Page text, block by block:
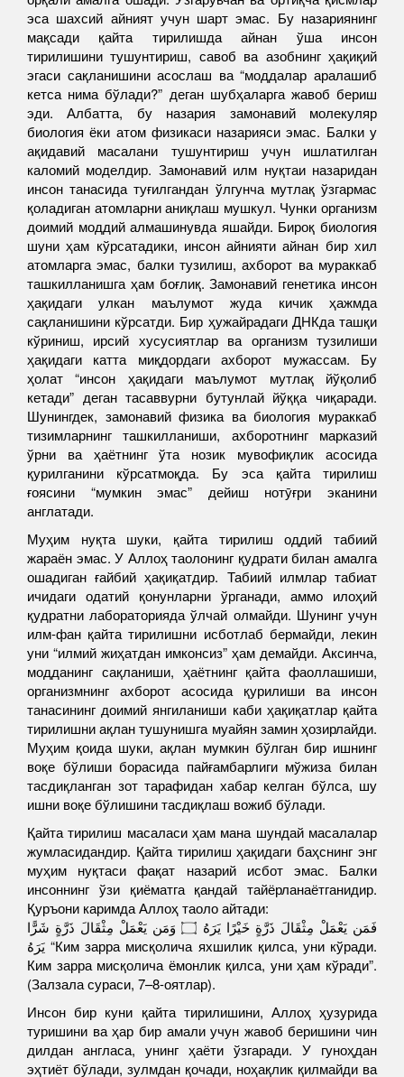
эса шахсий айният учун шарт эмас. Бу назариянинг
мақсади қайта тирилишда айнан ўша инсон
тирилишини тушунтириш, савоб ва азобнинг ҳақиқий
эгаси сақланишини асослаш ва “моддалар аралашиб
кетса нима бўлади?” деган шубҳаларга жавоб бериш
эди. Албатта, бу назария замонавий молекуляр
биология ёки атом физикаси назарияси эмас. Балки у
ақидавий масалани тушунтириш учун ишлатилган
каломий моделдир. Замонавий илм нуқтаи назаридан
инсон танасида туғилгандан ўлгунча мутлақ ўзгармас
қоладиган атомларни аниқлаш мушкул. Чунки организм
доимий моддий алмашинувда яшайди. Бироқ биология
шуни ҳам кўрсатадики, инсон айнияти айнан бир хил
атомларга эмас, балки тузилиш, ахборот ва мураккаб
ташкилланишга ҳам боғлиқ. Замонавий генетика инсон
ҳақидаги улкан маълумот жуда кичик ҳажмда
сақланишини кўрсатди. Бир ҳужайрадаги ДНКда ташқи
кўриниш, ирсий хусусиятлар ва организм тузилиши
ҳақидаги катта миқдордаги ахборот мужассам. Бу
ҳолат “инсон ҳақидаги маълумот мутлақ йўқолиб
кетади” деган тасаввурни бутунлай йўққа чиқаради.
Шунингдек, замонавий физика ва биология мураккаб
тизимларнинг ташкилланиши, ахборотнинг марказий
ўрни ва ҳаётнинг ўта нозик мувофиқлик асосида
қурилганини кўрсатмоқда. Бу эса қайта тирилиш
ғоясини “мумкин эмас” дейиш нотӯғри эканини
англатади.
Муҳим нуқта шуки, қайта тирилиш оддий табиий
жараён эмас. У Аллоҳ таолонинг қудрати билан амалга
ошадиган ғайбий ҳақиқатдир. Табиий илмлар табиат
ичидаги одатий қонунларни ўрганади, аммо илоҳий
қудратни лабораторияда ўлчай олмайди. Шунинг учун
илм-фан қайта тирилишни исботлаб бермайди, лекин
уни “илмий жиҳатдан имконсиз” ҳам демайди. Аксинча,
модданинг сақланиши, ҳаётнинг қайта фаоллашиши,
организмнинг ахборот асосида қурилиши ва инсон
танасининг доимий янгиланиши каби ҳақиқатлар қайта
тирилишни ақлан тушунишга муайян замин ҳозирлайди.
Муҳим қоида шуки, ақлан мумкин бўлган бир ишнинг
воқе бўлиши борасида пайғамбарлиги мўжиза билан
тасдиқланган зот тарафидан хабар келган бўлса, шу
ишни воқе бўлишини тасдиқлаш вожиб бўлади.
Қайта тирилиш масаласи ҳам мана шундай масалалар
жумласидандир. Қайта тирилиш ҳақидаги баҳснинг энг
муҳим нуқтаси фақат назарий исбот эмас. Балки
инсоннинг ўзи қиёматга қандай тайёрланаётганидир.
Қуръони каримда Аллоҳ таоло айтади:
فَمَن يَعْمَلْ مِثْقَالَ ذَرَّةٍ خَيْرًا يَرَهُ ۝ وَمَن يَعْمَلْ مِثْقَالَ ذَرَّةٍ شَرًّا
يَرَهُ “Ким зарра мисқолича яхшилик қилса, уни кўради.
Ким зарра мисқолича ёмонлик қилса, уни ҳам кўради”.
(Залзала сураси, 7–8-оятлар).
Инсон бир куни қайта тирилишини, Аллоҳ ҳузурида
туришини ва ҳар бир амали учун жавоб беришини чин
дилдан англаса, унинг ҳаёти ўзгаради. У гуноҳдан
эҳтиёт бўлади, зулмдан қочади, ноҳақлик қилмайди ва